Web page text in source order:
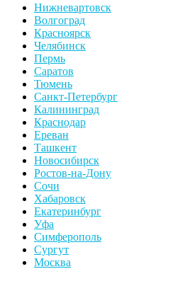
Нижневартовск
Волгоград
Красноярск
Челябинск
Пермь
Саратов
Тюмень
Санкт-Петербург
Калининград
Краснодар
Ереван
Ташкент
Новосибирск
Ростов-на-Дону
Сочи
Хабаровск
Екатеринбург
Уфа
Симферополь
Сургут
Москва